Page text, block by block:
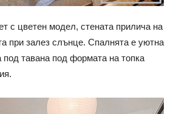
с цветен модел, стената прилича на
при залез слънце. Спалнята е уютна
под тавана под формата на топка